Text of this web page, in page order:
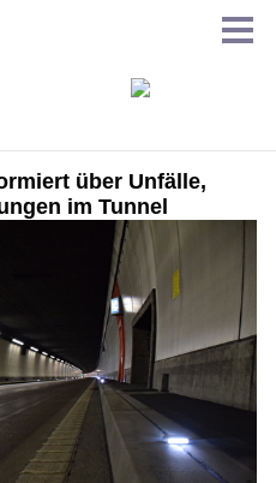
über Unfälle,
im Tunnel